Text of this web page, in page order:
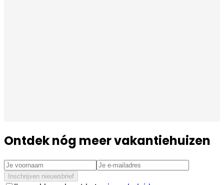
Ontdek nóg meer vakantiehuizen
Inschrijven nieuwsbrief